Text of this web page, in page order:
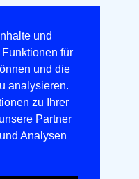
und
für
und die
analysieren.
zu Ihrer
Partner
Analysen